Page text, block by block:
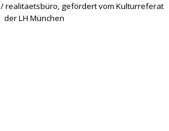
realitaetsbüro, gefördert vom Kulturreferat
der LH München